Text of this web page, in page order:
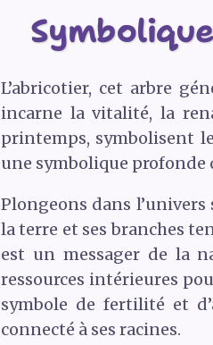
L’abricotier, cet arbre
incarne la vitalité, la
printemps, symbolisent
une symbolique profonde
Plongeons dans l’univers
la terre et ses branches
est un messager de la
ressources intérieures
symbole de fertilité et
connecté à ses racines.